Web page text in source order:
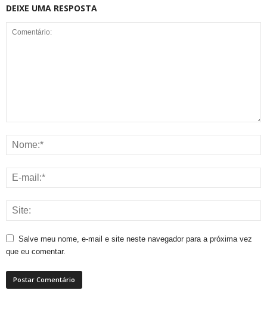
DEIXE UMA RESPOSTA
Salve meu nome, e-mail e site neste navegador para a próxima vez
que eu comentar.